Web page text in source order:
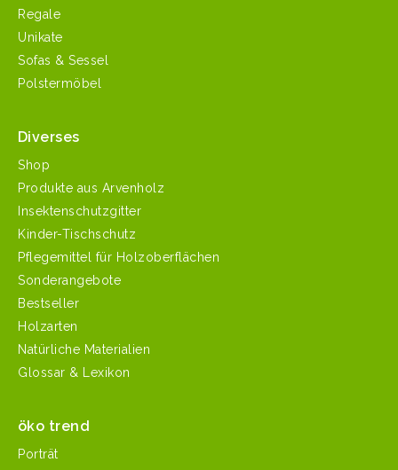
Regale
Unikate
Sofas & Sessel
Polstermöbel
Diverses
Shop
Produkte aus Arvenholz
Insektenschutzgitter
Kinder-Tischschutz
Pflegemittel für Holzoberflächen
Sonderangebote
Bestseller
Holzarten
Natürliche Materialien
Glossar & Lexikon
öko trend
Porträt